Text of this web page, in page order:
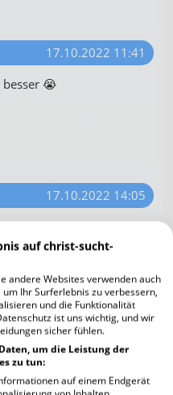
17.10.2022 11:41
😭
17.10.2022 14:05
in the vaccinated, so
LauraLynnTT/sta
Covid-Todesfälle
ist dies eine
auf christ-sucht-
andere Websites verwenden auch
Ihr Surferlebnis zu verbessern,
und die Funktionalität
ist uns wichtig, und wir
sicher fühlen.
um die Leistung der
zu tun:
auf einem Endgerät